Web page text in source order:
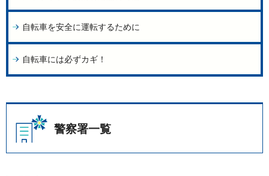
自転車を安全に運転するために
自転車には必ずカギ！
警察署一覧